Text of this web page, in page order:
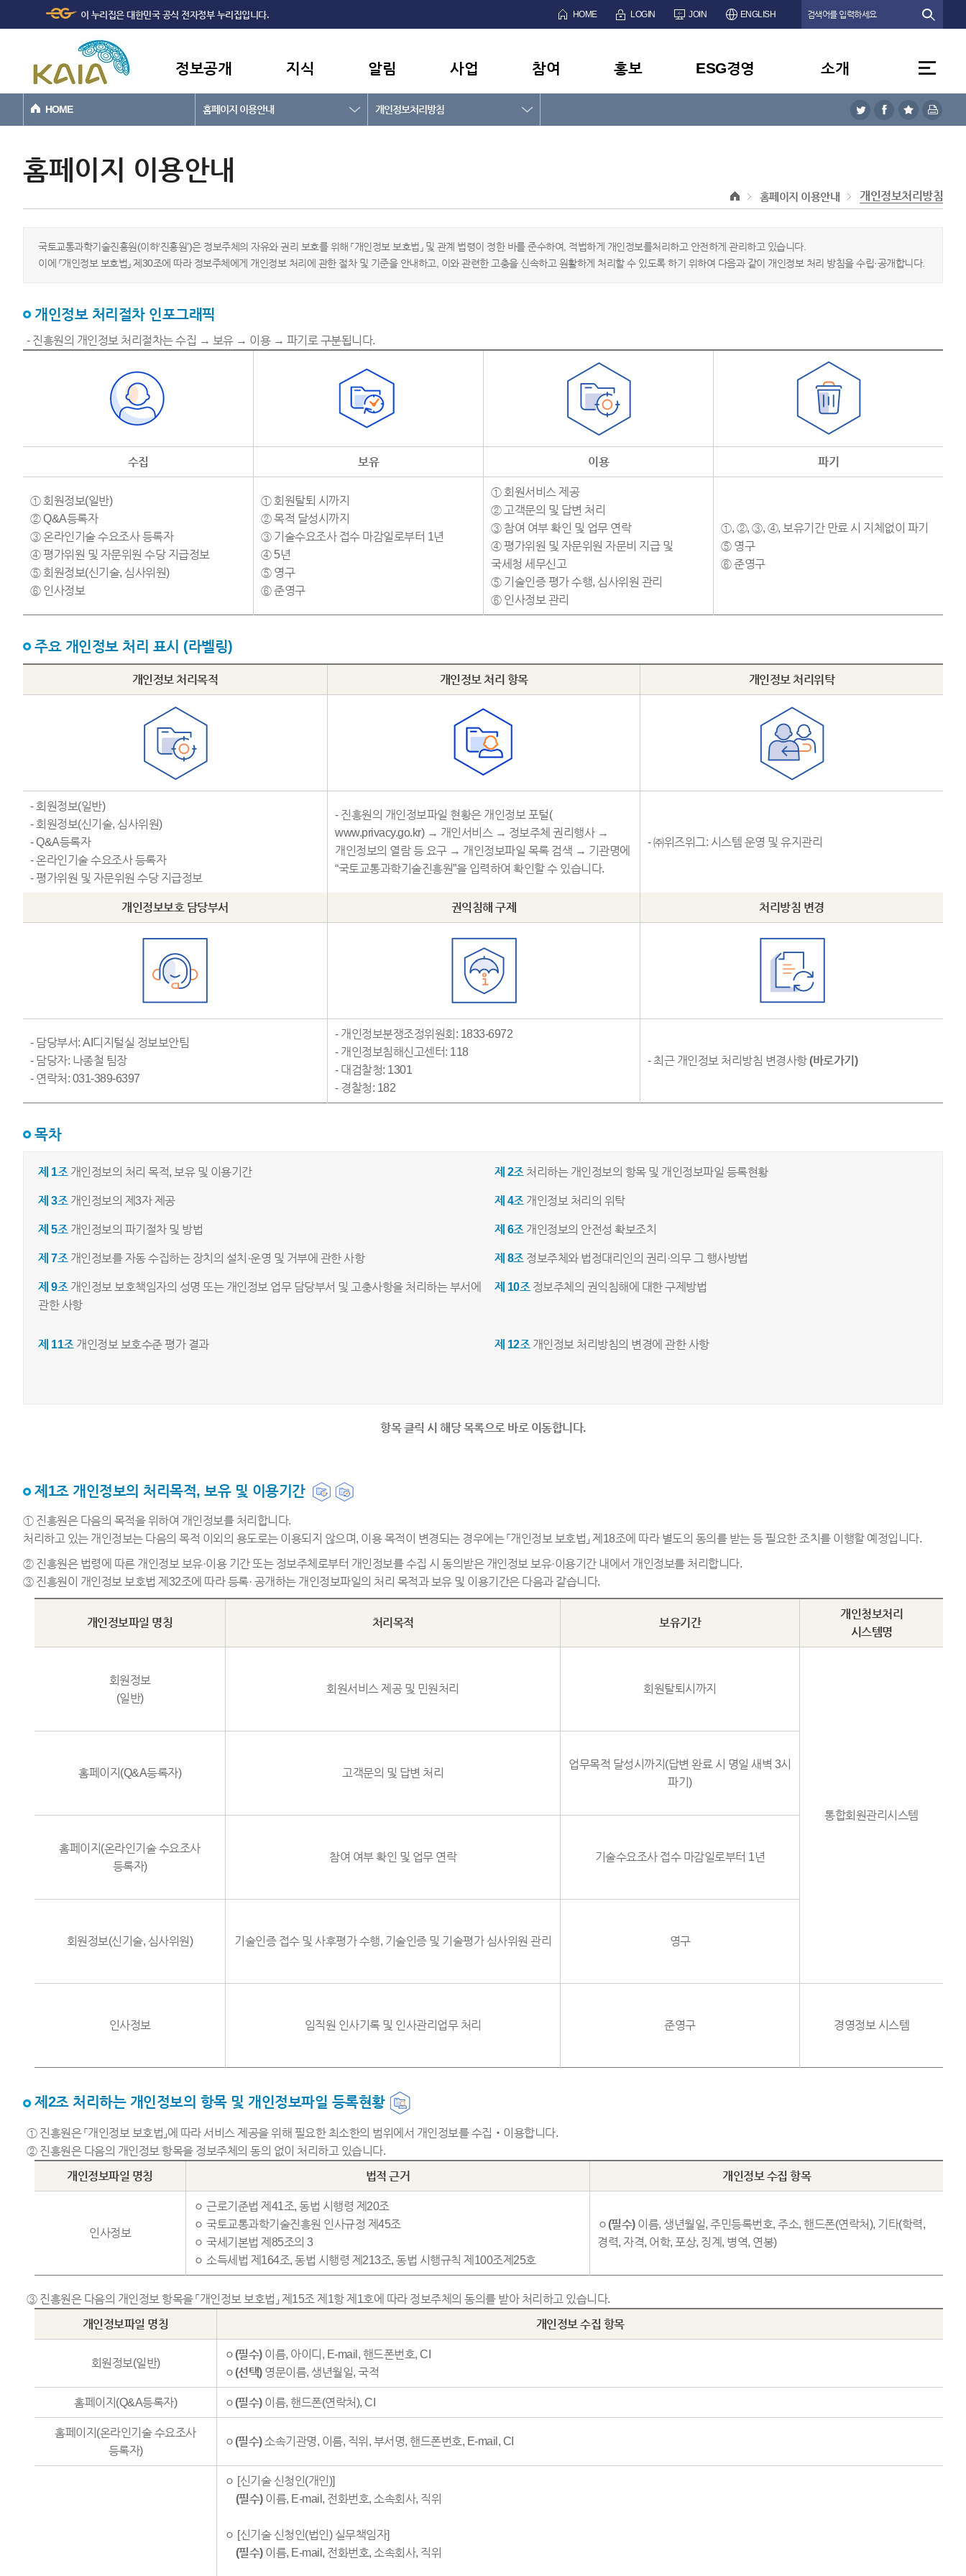
본문바로가기
이 누리집은 대한민국 공식 전자정부 누리집입니다. HOME LOGIN JOIN ENGLISH
정보공개 지식 알림 사업 참여 홍보 ESG경영 소개
HOME 홈페이지 이용안내 개인정보처리방침
홈페이지 이용안내
홈페이지 이용안내 개인정보처리방침
국토교통과학기술진흥원(이하‘진흥원’)은 정보주체의 자유와 권리 보호를 위해 「개인정보 보호법」 및 관계 법령이 정한 바를 준수하여, 적법하게 개인정보를처리하고 안전하게 관리하고 있습니다.
이에 「개인정보 보호법」 제30조에 따라 정보주체에게 개인정보 처리에 관한 절차 및 기준을 안내하고, 이와 관련한 고충을 신속하고 원활하게 처리할 수 있도록 하기 위하여 다음과 같이 개인정보 처리 방침을 수립·공개합니다.
개인정보 처리절차 인포그래픽
- 진흥원의 개인정보 처리절차는 수집 → 보유 → 이용 → 파기로 구분됩니다.
수집 보유 이용 파기
① 회원정보(일반)
② Q&A등록자
③ 온라인기술 수요조사 등록자
④ 평가위원 및 자문위원 수당 지급정보
⑤ 회원정보(신기술, 심사위원)
⑥ 인사정보
① 회원탈퇴 시까지
② 목적 달성시까지
③ 기술수요조사 접수 마감일로부터 1년
④ 5년
⑤ 영구
⑥ 준영구
① 회원서비스 제공
② 고객문의 및 답변 처리
③ 참여 여부 확인 및 업무 연락
④ 평가위원 및 자문위원 자문비 지급 및
국세청 세무신고
⑤ 기술인증 평가 수행, 심사위원 관리
⑥ 인사정보 관리
①, ②, ③, ④, 보유기간 만료 시 지체없이 파기
⑤ 영구
⑥ 준영구
주요 개인정보 처리 표시 (라벨링)
개인정보 처리목적 개인정보 처리 항목 개인정보 처리위탁
- 회원정보(일반)
- 회원정보(신기술, 심사위원)
- Q&A등록자
- 온라인기술 수요조사 등록자
- 평가위원 및 자문위원 수당 지급정보
- 진흥원의 개인정보파일 현황은 개인정보 포털(
www.privacy.go.kr) → 개인서비스 → 정보주체 권리행사 →
개인정보의 열람 등 요구 → 개인정보파일 목록 검색 → 기관명에
“국토교통과학기술진흥원”을 입력하여 확인할 수 있습니다.
- ㈜위즈위그: 시스템 운영 및 유지관리
개인정보보호 담당부서 권익침해 구제 처리방침 변경
- 담당부서: AI디지털실 정보보안팀
- 담당자: 나종철 팀장
- 연락처: 031-389-6397
- 개인정보분쟁조정위원회: 1833-6972
- 개인정보침해신고센터: 118
- 대검찰청: 1301
- 경찰청: 182
- 최근 개인정보 처리방침 변경사항(바로가기)
목차
제 1조 개인정보의 처리 목적, 보유 및 이용기간 제 2조 처리하는 개인정보의 항목 및 개인정보파일 등록현황
제 3조 개인정보의 제3자 제공 제 4조 개인정보 처리의 위탁
제 5조 개인정보의 파기절차 및 방법 제 6조 개인정보의 안전성 확보조치
제 7조 개인정보를 자동 수집하는 장치의 설치·운영 및 거부에 관한 사항 제 8조 정보주체와 법정대리인의 권리·의무 그 행사방법
제 9조 개인정보 보호책임자의 성명 또는 개인정보 업무 담당부서 및 고충사항을 처리하는 부서에
관한 사항
제 10조 정보주체의 권익침해에 대한 구제방법
제 11조 개인정보 보호수준 평가 결과 제 12조 개인정보 처리방침의 변경에 관한 사항
항목 클릭 시 해당 목록으로 바로 이동합니다.
제1조 개인정보의 처리목적, 보유 및 이용기간
① 진흥원은 다음의 목적을 위하여 개인정보를 처리합니다.
처리하고 있는 개인정보는 다음의 목적 이외의 용도로는 이용되지 않으며, 이용 목적이 변경되는 경우에는 「개인정보 보호법」 제18조에 따라 별도의 동의를 받는 등 필요한 조치를 이행할 예정입니다.
② 진흥원은 법령에 따른 개인정보 보유·이용 기간 또는 정보주체로부터 개인정보를 수집 시 동의받은 개인정보 보유·이용기간 내에서 개인정보를 처리합니다.
③ 진흥원이 개인정보 보호법 제32조에 따라 등록· 공개하는 개인정보파일의 처리 목적과 보유 및 이용기간은 다음과 같습니다.
개인정보파일 명칭 처리목적 보유기간
개인청보처리
시스템명
회원정보
(일반)
회원서비스 제공 및 민원처리 회원탈퇴시까지
통합회원관리시스템
홈페이지(Q&A등록자) 고객문의 및 답변 처리
업무목적 달성시까지(답변 완료 시 명일 새벽 3시
파기)
홈페이지(온라인기술 수요조사
등록자)
참여 여부 확인 및 업무 연락 기술수요조사 접수 마감일로부터 1년
회원정보(신기술, 심사위원) 기술인증 접수 및 사후평가 수행, 기술인증 및 기술평가 심사위원 관리 영구
인사정보 임직원 인사기록 및 인사관리업무 처리 준영구 경영정보 시스템
제2조 처리하는 개인정보의 항목 및 개인정보파일 등록현황
① 진흥원은 「개인정보 보호법」에 따라 서비스 제공을 위해 필요한 최소한의 범위에서 개인정보를 수집‧이용합니다.
② 진흥원은 다음의 개인정보 항목을 정보주체의 동의 없이 처리하고 있습니다.
개인정보파일 명칭 법적 근거 개인정보 수집 항목
인사정보
ㅇ 근로기준법 제41조, 동법 시행령 제20조
ㅇ 국토교통과학기술진흥원 인사규정 제45조
ㅇ 국세기본법 제85조의 3
ㅇ 소득세법 제164조, 동법 시행령 제213조, 동법 시행규칙 제100조제25호
ㅇ(필수)이름, 생년월일, 주민등록번호, 주소, 핸드폰(연락처), 기타(학력,
경력, 자격, 어학, 포상, 징계, 병역, 연봉)
③ 진흥원은 다음의 개인정보 항목을 「개인정보 보호법」 제15조 제1항 제1호에 따라 정보주체의 동의를 받아 처리하고 있습니다.
개인정보파일 명칭 개인정보 수집 항목
회원정보(일반)
ㅇ(필수)이름, 아이디, E-mail, 핸드폰번호, CI
ㅇ(선택)영문이름, 생년월일, 국적
홈페이지(Q&A등록자) ㅇ(필수)이름, 핸드폰(연락처), CI
홈페이지(온라인기술 수요조사
등록자)
ㅇ(필수)소속기관명, 이름, 직위, 부서명, 핸드폰번호, E-mail, CI
ㅇ [신기술 신청인(개인)]
(필수)이름, E-mail, 전화번호, 소속회사, 직위
ㅇ [신기술 신청인(법인) 실무책임자]
(필수)이름, E-mail, 전화번호, 소속회사, 직위